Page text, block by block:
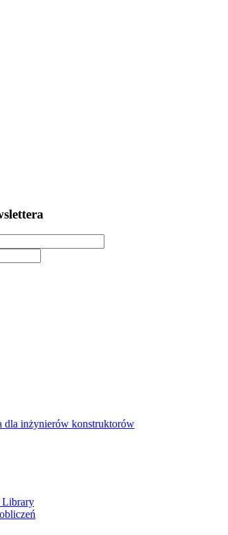
dla inżynierów konstruktorów
Library